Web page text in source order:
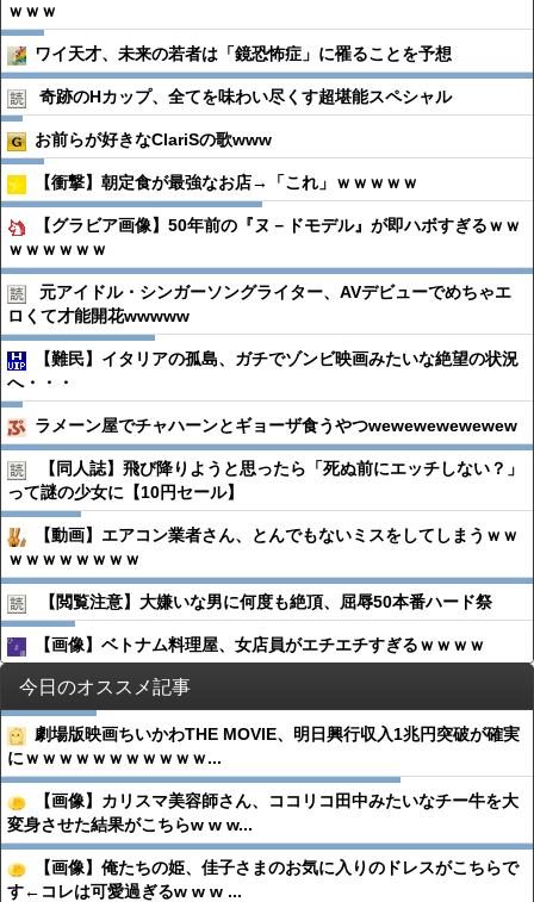
ｗｗｗ
ワイ天才、未来の若者は「鏡恐怖症」に罹ることを予想
奇跡のHカップ、全てを味わい尽くす超堪能スペシャル
お前らが好きなClariSの歌www
【衝撃】朝定食が最強なお店→「これ」ｗｗｗｗｗ
【グラビア画像】50年前の『ヌ－ドモデル』が即ハボすぎるｗｗ
ｗｗｗｗｗｗ
元アイドル・シンガーソングライター、AVデビューでめちゃエ
ロくて才能開花wwwww
【難民】イタリアの孤島、ガチでゾンビ映画みたいな絶望の状況
へ・・・
ラメーン屋でチャハーンとギョーザ食うやつwewewewewewew
【同人誌】飛び降りようと思ったら「死ぬ前にエッチしない？」
って謎の少女に【10円セール】
【動画】エアコン業者さん、とんでもないミスをしてしまうｗｗ
ｗｗｗｗｗｗｗｗ
【閲覧注意】大嫌いな男に何度も絶頂、屈辱50本番ハード祭
【画像】ベトナム料理屋、女店員がエチエチすぎるｗｗｗｗ
今日のオススメ記事
劇場版映画ちいかわTHE MOVIE、明日興行収入1兆円突破が確実
にｗｗｗｗｗｗｗｗｗｗｗ...
【画像】カリスマ美容師さん、ココリコ田中みたいなチー牛を大
変身させた結果がこちらw w w...
【画像】俺たちの姫、佳子さまのお気に入りのドレスがこちらで
す←コレは可愛過ぎるw w w ...